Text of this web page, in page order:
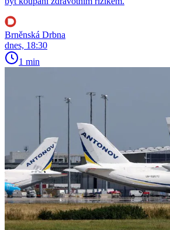
Brněnská Drbna
dnes, 18:30
1 min